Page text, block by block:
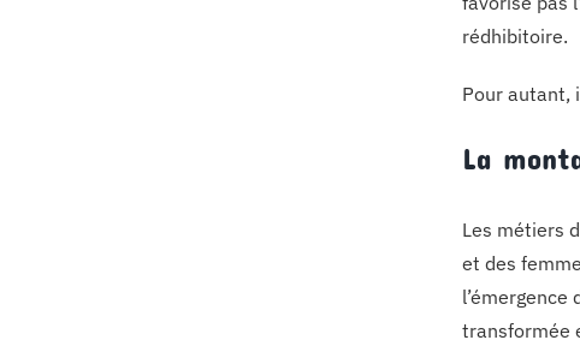
rédhibitoire.
Pour autant,
La
Les métiers
et des
transformée